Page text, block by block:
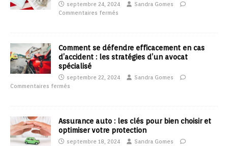
septembre 24, 2024
Sandra Gomes
Commentaires fermés
Comment se défendre efficacement en cas
d’accident : les stratégies d’un avocat
spécialisé
septembre 22, 2024
Sandra Gomes
Commentaires fermés
Assurance auto : les clés pour bien choisir et
optimiser votre protection
septembre 18, 2024
Sandra Gomes